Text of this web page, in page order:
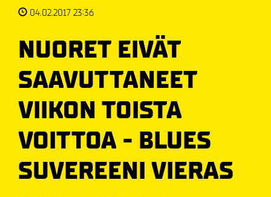
04.02.2017 23:36
NUORET EIVÄT
SAAVUTTANEET
VIIKON TOISTA
VOITTOA - BLUES
SUVEREENI VIERAS